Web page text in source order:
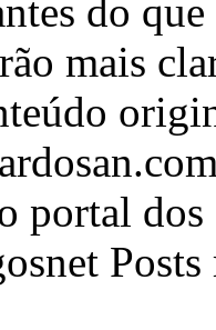
do
mais
portal dos